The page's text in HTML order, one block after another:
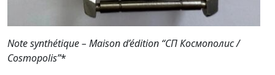
Note synthétique – Maison d’édition “СП Космополис /
Cosmopolis”*